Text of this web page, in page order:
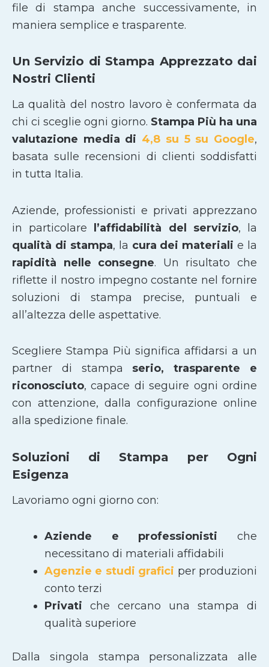
file di stampa anche successivamente, in
maniera semplice e trasparente.
Un Servizio di Stampa Apprezzato dai
Nostri Clienti
La qualità del nostro lavoro è confermata da
chi ci sceglie ogni giorno. Stampa Più ha una
valutazione media di 4,8 su 5 su Google,
basata sulle recensioni di clienti soddisfatti
in tutta Italia.
Aziende, professionisti e privati apprezzano
in particolare
l’affidabilità del servizio, la
qualità di stampa, la cura dei materiali e la
rapidità nelle consegne. Un risultato che
riflette il nostro impegno costante nel fornire
soluzioni di stampa precise, puntuali e
all’altezza delle aspettative.
Scegliere Stampa Più significa affidarsi a un
partner di stampa serio, trasparente e
riconosciuto, capace di seguire ogni ordine
con attenzione, dalla configurazione online
alla spedizione finale.
Soluzioni di Stampa per Ogni
Esigenza
Lavoriamo ogni giorno con:
Aziende e professionisti che
necessitano di materiali affidabili
Agenzie e studi grafici per produzioni
conto terzi
Privati che cercano una stampa di
qualità superiore
Dalla singola stampa personalizzata alle